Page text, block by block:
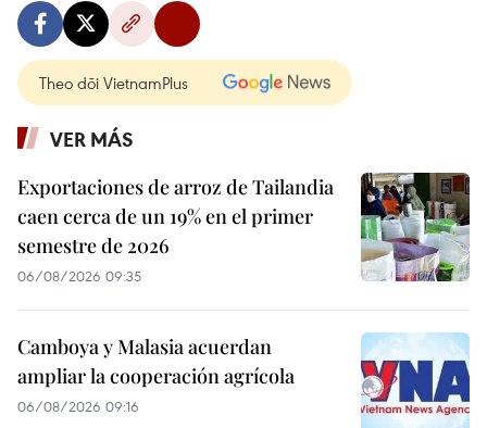
Theo dõi VietnamPlus
VER MÁS
Exportaciones de arroz de Tailandia
caen cerca de un 19% en el primer
semestre de 2026
06/08/2026 09:35
Camboya y Malasia acuerdan
ampliar la cooperación agrícola
06/08/2026 09:16